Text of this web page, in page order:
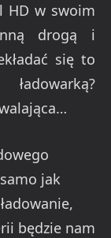
HD w swoim
drogą i
się to
jak
będzie nam